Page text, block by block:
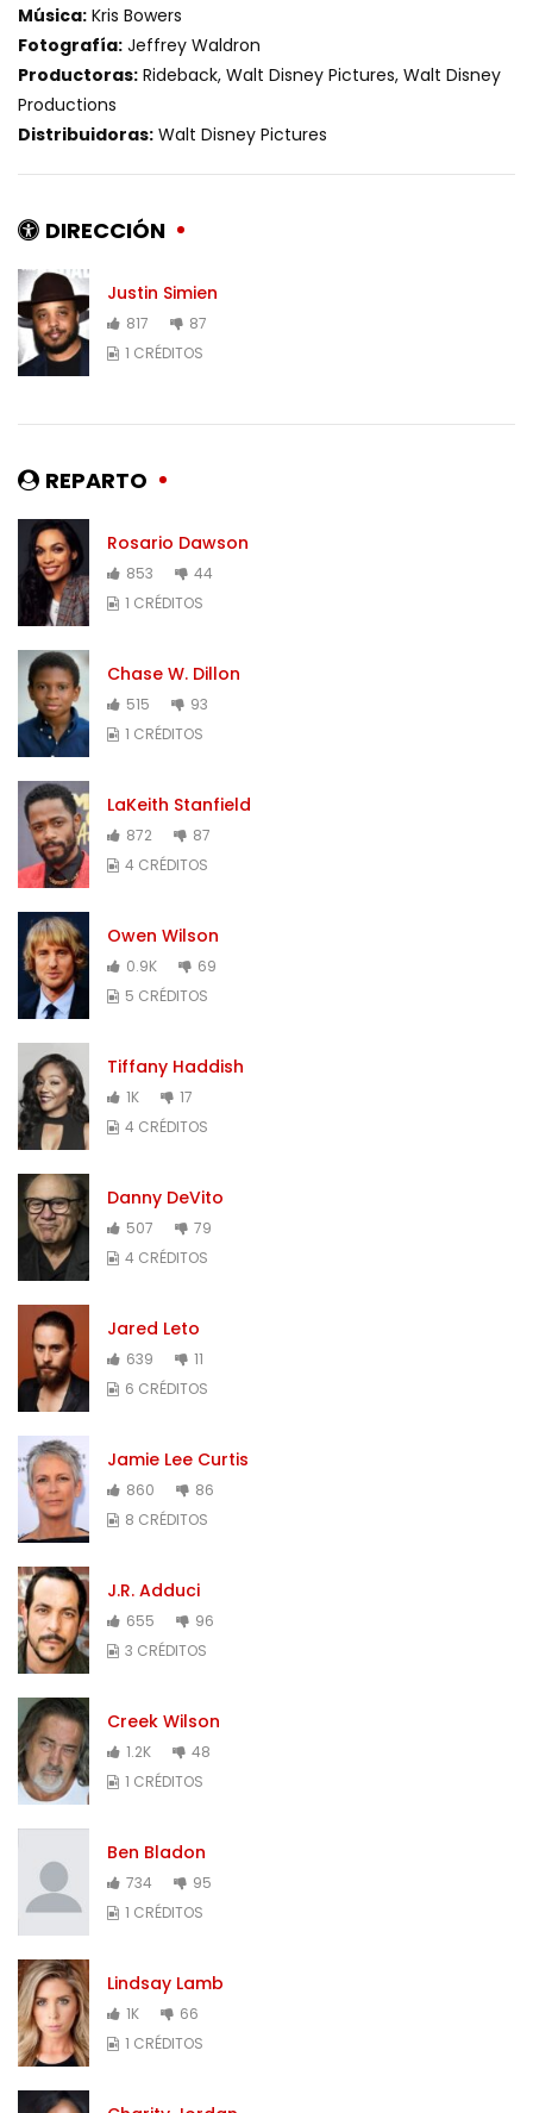
Música: Kris Bowers
Fotografía: Jeffrey Waldron
Productoras: Rideback, Walt Disney Pictures, Walt Disney
Productions
Distribuidoras: Walt Disney Pictures
DIRECCIÓN
Justin Simien
817
87
1 CRÉDITOS
REPARTO
Rosario Dawson
853
44
1 CRÉDITOS
Chase W. Dillon
515
93
1 CRÉDITOS
LaKeith Stanfield
872
87
4 CRÉDITOS
Owen Wilson
0.9K
69
5 CRÉDITOS
Tiffany Haddish
1K
17
4 CRÉDITOS
Danny DeVito
507
79
4 CRÉDITOS
Jared Leto
639
11
6 CRÉDITOS
Jamie Lee Curtis
860
86
8 CRÉDITOS
J.R. Adduci
655
96
3 CRÉDITOS
Creek Wilson
1.2K
48
1 CRÉDITOS
Ben Bladon
734
95
1 CRÉDITOS
Lindsay Lamb
1K
66
1 CRÉDITOS